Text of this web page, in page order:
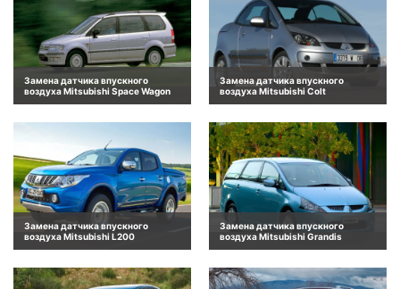
Замена датчика впускного
воздуха Mitsubishi Space Wagon
Замена датчика впускного
воздуха Mitsubishi Colt
Замена датчика впускного
воздуха Mitsubishi L200
Замена датчика впускного
воздуха Mitsubishi Grandis